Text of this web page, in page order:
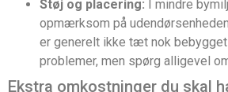
Støj og placering: I mindre
opmærksom på
er generelt ikke tæt nok
problemer, men spørg alligevel
Ekstra omkostninger du skal